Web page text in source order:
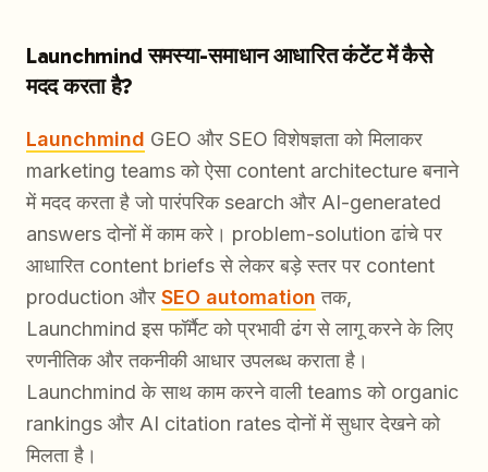
Launchmind समस्या-समाधान आधारित कंटेंट में कैसे
मदद करता है?
Launchmind GEO और SEO विशेषज्ञता को मिलाकर
marketing teams को ऐसा content architecture बनाने
में मदद करता है जो पारंपरिक search और AI-generated
answers दोनों में काम करे। problem-solution ढांचे पर
आधारित content briefs से लेकर बड़े स्तर पर content
production और SEO automation तक,
Launchmind इस फॉर्मैट को प्रभावी ढंग से लागू करने के लिए
रणनीतिक और तकनीकी आधार उपलब्ध कराता है।
Launchmind के साथ काम करने वाली teams को organic
rankings और AI citation rates दोनों में सुधार देखने को
मिलता है।